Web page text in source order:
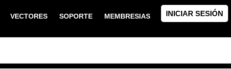
INICIAR SESIÓN
VECTORES SOPORTE MEMBRESIAS